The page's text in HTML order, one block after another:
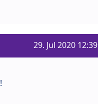
29. Jul 2020 12:39